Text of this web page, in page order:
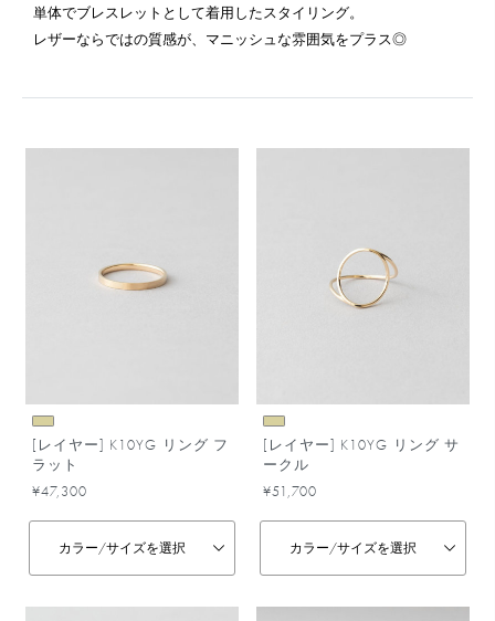
単体でブレスレットとして着用したスタイリング。
レザーならではの質感が、マニッシュな雰囲気をプラス◎
[レイヤー] K10YG リング フ
ラット
¥47,300
カラー/サイズを選択
[レイヤー] K10YG リング サ
ークル
¥51,700
カラー/サイズを選択